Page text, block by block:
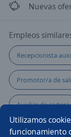
Utilizamos
funcionamiento
Nuevas
Empleos
Recepcionista
Promotor/a de
Auxiliar de cartera
Auxiliar de